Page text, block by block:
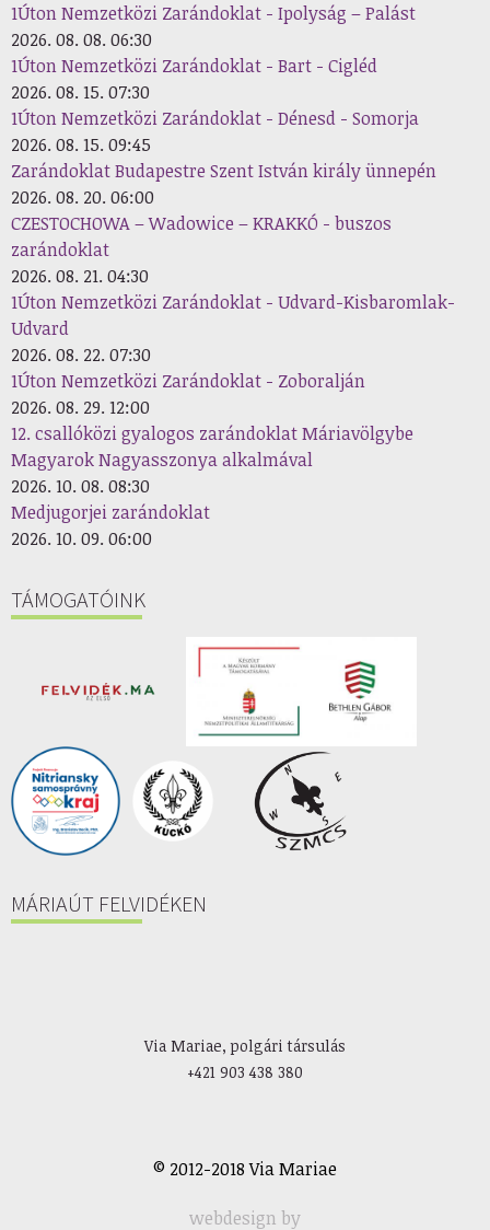
1Úton Nemzetközi Zarándoklat - Ipolyság – Palást
2026. 08. 08. 06:30
1Úton Nemzetközi Zarándoklat - Bart - Cigléd
2026. 08. 15. 07:30
1Úton Nemzetközi Zarándoklat - Dénesd - Somorja
2026. 08. 15. 09:45
Zarándoklat Budapestre Szent István király ünnepén
2026. 08. 20. 06:00
CZESTOCHOWA – Wadowice – KRAKKÓ - buszos
zarándoklat
2026. 08. 21. 04:30
1Úton Nemzetközi Zarándoklat - Udvard-Kisbaromlak-
Udvard
2026. 08. 22. 07:30
1Úton Nemzetközi Zarándoklat - Zoboralján
2026. 08. 29. 12:00
12. csallóközi gyalogos zarándoklat Máriavölgybe
Magyarok Nagyasszonya alkalmával
2026. 10. 08. 08:30
Medjugorjei zarándoklat
2026. 10. 09. 06:00
TÁMOGATÓINK
MÁRIAÚT FELVIDÉKEN
Via Mariae, polgári társulás
+421 903 438 380
© 2012-2018 Via Mariae
webdesign by